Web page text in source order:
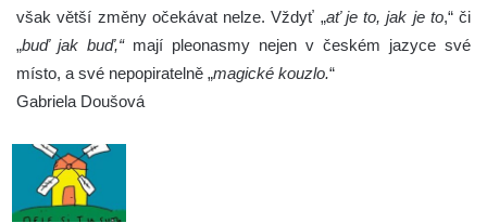
však větší změny očekávat nelze. Vždyť „ať je to, jak je to,“ či
„buď jak buď,“mají pleonasmy nejen v českém jazyce své
místo, a své nepopiratelně „magické kouzlo.“
Gabriela Doušová